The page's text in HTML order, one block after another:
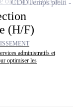
(H/F)
administratifs et
optimiser les
CDDTemps plein